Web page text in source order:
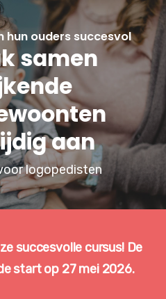
hun ouders succesvol
samen
aan
logopedisten
succesvolle cursus! De
start op 27 mei 2026.